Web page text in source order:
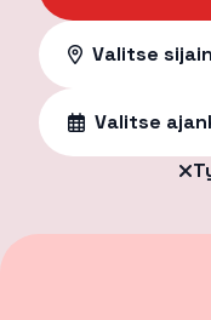
Valitse
Valitse